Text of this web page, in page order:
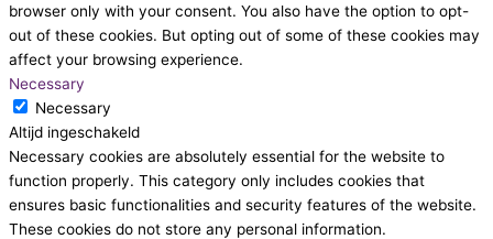
browser only with your consent. You also have the option to opt-
out of these cookies. But opting out of some of these cookies may
affect your browsing experience.
Necessary
Necessary
Altijd ingeschakeld
Necessary cookies are absolutely essential for the website to
function properly. This category only includes cookies that
ensures basic functionalities and security features of the website.
These cookies do not store any personal information.